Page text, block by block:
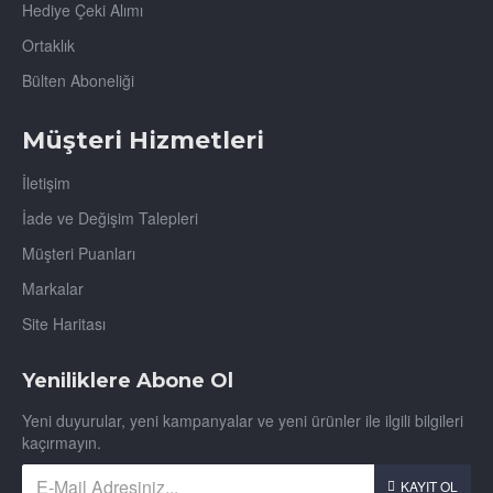
Hediye Çeki Alımı
Ortaklık
Bülten Aboneliği
Müşteri Hizmetleri
İletişim
İade ve Değişim Talepleri
Müşteri Puanları
Markalar
Site Haritası
Yeniliklere Abone Ol
Yeni duyurular, yeni kampanyalar ve yeni ürünler ile ilgili bilgileri
kaçırmayın.
KAYIT OL